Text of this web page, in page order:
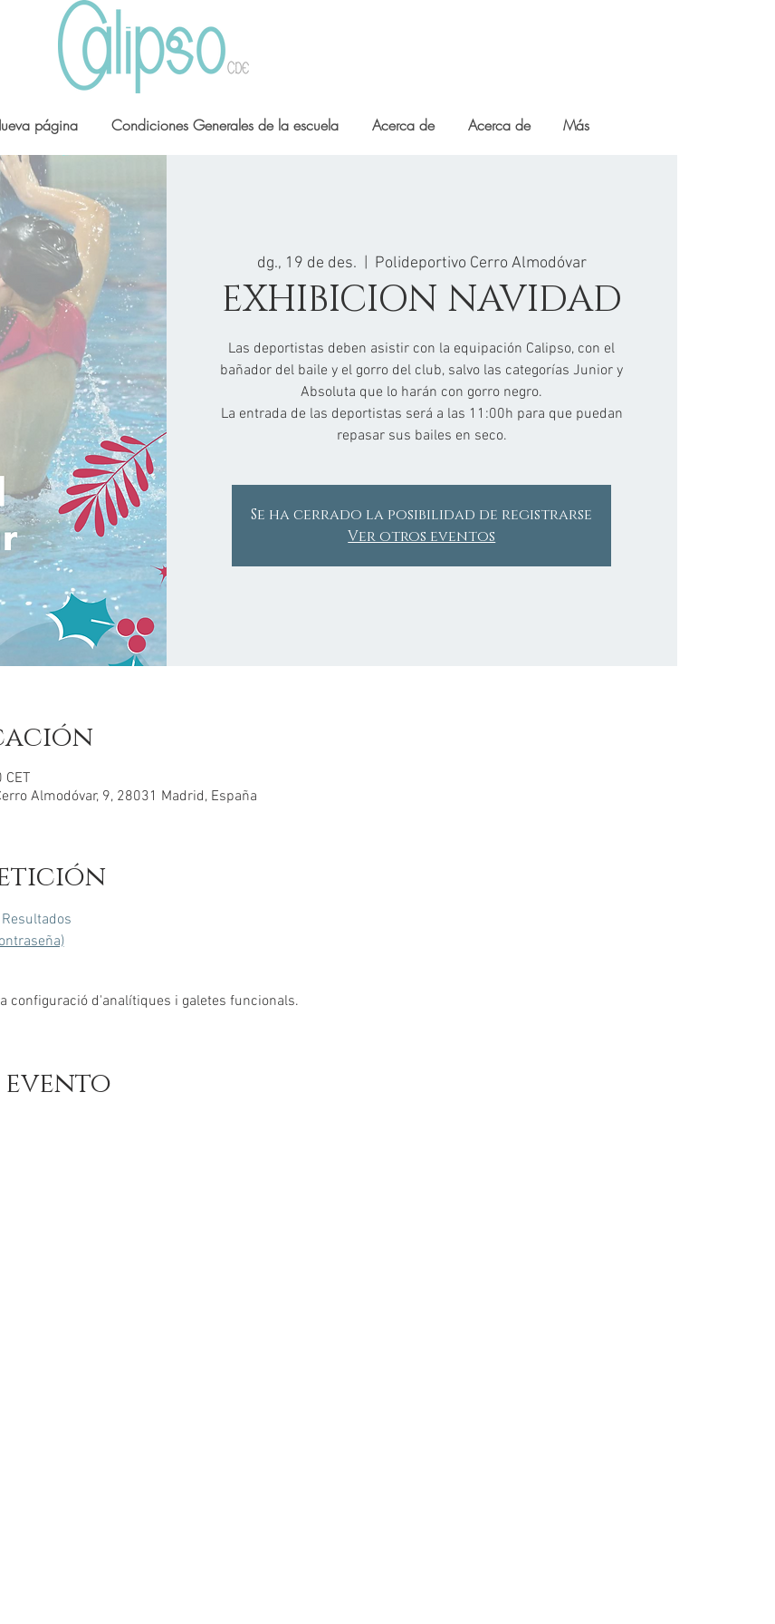
página Condiciones Generales de la escuela Acerca de Acerca de Más
dg., 19 de des.
  |
Polideportivo Cerro Almodóvar
EXHIBICION NAVIDAD
Las deportistas deben asistir con la equipación Calipso, con el
bañador del baile y el gorro del club, salvo las categorías Junior y
Absoluta que lo harán con gorro negro.
La entrada de las deportistas será a las 11:00h para que puedan
repasar sus bailes en seco.
Se ha cerrado la posibilidad de registrarse
Ver otros eventos
Almodóvar, 9, 28031 Madrid, España
Resultados
configuració d'analítiques i galetes funcionals.
evento